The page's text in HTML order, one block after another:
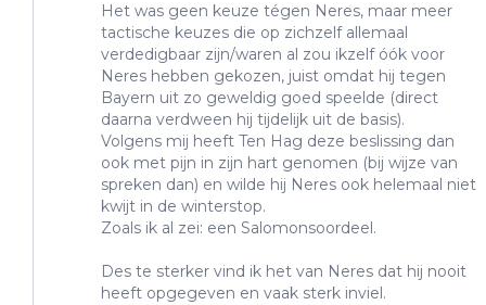
Het was geen keuze tégen Neres, maar meer
tactische keuzes die op zichzelf allemaal
verdedigbaar zijn/waren al zou ikzelf óók voor
Neres hebben gekozen, juist omdat hij tegen
Bayern uit zo geweldig goed speelde (direct
daarna verdween hij tijdelijk uit de basis).
Volgens mij heeft Ten Hag deze beslissing dan
ook met pijn in zijn hart genomen (bij wijze van
spreken dan) en wilde hij Neres ook helemaal niet
kwijt in de winterstop.
Zoals ik al zei: een Salomonsoordeel.
Des te sterker vind ik het van Neres dat hij nooit
heeft opgegeven en vaak sterk inviel.